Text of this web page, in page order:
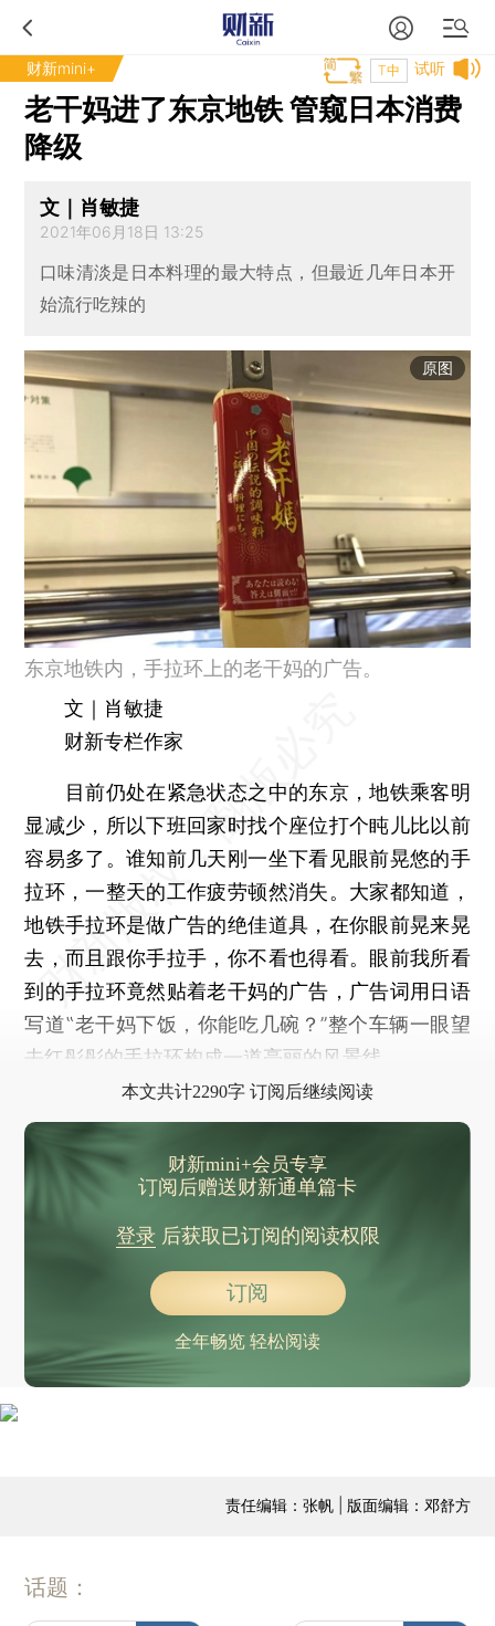
财新mini+ 试听
T中
老干妈进了东京地铁 管窥日本消费
降级
文｜肖敏捷
2021年06月18日 13:25
口味清淡是日本料理的最大特点，但最近几年日本开
始流行吃辣的
原图
东京地铁内，手拉环上的老干妈的广告。
文｜肖敏捷
财新专栏作家
目前仍处在紧急状态之中的东京，地铁乘客明
显减少，所以下班回家时找个座位打个盹儿比以前
容易多了。谁知前几天刚一坐下看见眼前晃悠的手
拉环，一整天的工作疲劳顿然消失。大家都知道，
地铁手拉环是做广告的绝佳道具，在你眼前晃来晃
去，而且跟你手拉手，你不看也得看。眼前我所看
到的手拉环竟然贴着老干妈的广告，广告词用日语
写道‟老干妈下饭，你能吃几碗？”整个车辆一眼望
去红彤彤的手拉环构成一道亮丽的风景线。
本文共计2290字 订阅后继续阅读
财新mini+会员专享
订阅后赠送财新通单篇卡
登录后获取已订阅的阅读权限
订阅
全年畅览 轻松阅读
责任编辑：张帆 | 版面编辑：邓舒方
话题：